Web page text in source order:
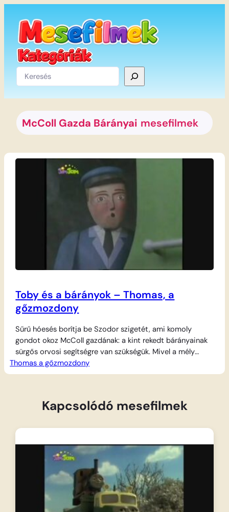
tartalomhoz
Keresés
McColl Gazda Bárányai mesefilmek
Toby és a bárányok – Thomas, a
gőzmozdony
Sűrű hóesés borítja be Szodor szigetét, ami komoly
gondot okoz McColl gazdának: a kint rekedt bárányainak
sürgős orvosi segítségre van szükségük. Mivel a mély
hóban még a hókotróval felszerelt Duck is elakad, a
tapasztalt Toby vállalkozik a bátor mentőakcióra. Öreg
jószágokhoz, hogy…
Thomas a gőzmozdony
Kapcsolódó mesefilmek